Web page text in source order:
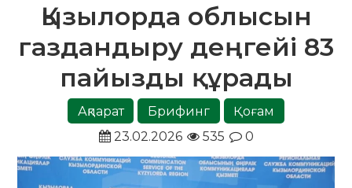
Қызылорда облысын
газдандыру деңгейі 83
пайызды құрады
Ақпарат Брифинг
Қоғам
23.02.2026
535 0